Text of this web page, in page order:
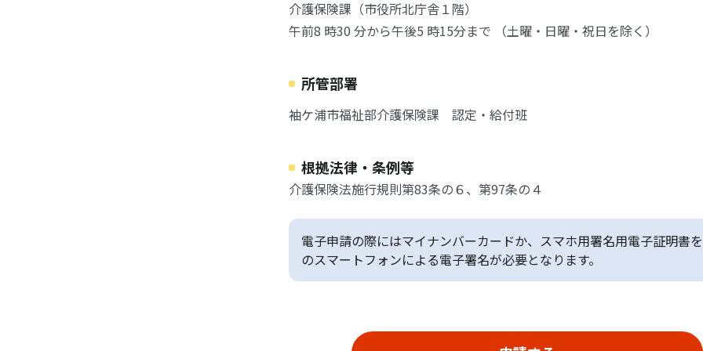
介護保険課（市役所北庁舎１階）
午前8 時30 分から午後5 時15分まで （土曜・日曜・祝日を除く）
所管部署
袖ケ浦市福祉部介護保険課 認定・給付班
根拠法律・条例等
介護保険法施行規則第83条の６、第97条の４
電子申請の際にはマイナンバーカードか、スマホ用署名用電子証明書
のスマートフォンによる電子署名が必要となります。